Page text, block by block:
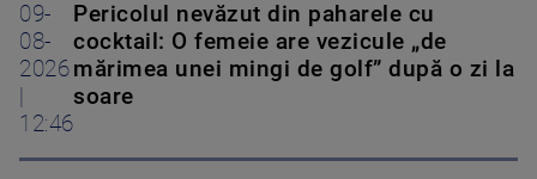
09-
08-
2026
12:46
Pericolul nevăzut din paharele cu
cocktail: O femeie are vezicule „de
mărimea unei mingi de golf” după o zi la
soare